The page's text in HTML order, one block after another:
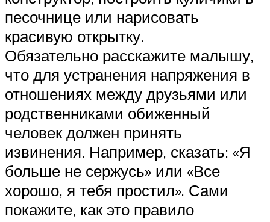
песочнице или нарисовать
красивую открытку.
Обязательно расскажите малышу,
что для устранения напряжения в
отношениях между друзьями или
родственниками обиженный
человек должен принять
извинения. Например, сказать: «Я
больше не сержусь» или «Все
хорошо, я тебя простил». Сами
покажите, как это правило